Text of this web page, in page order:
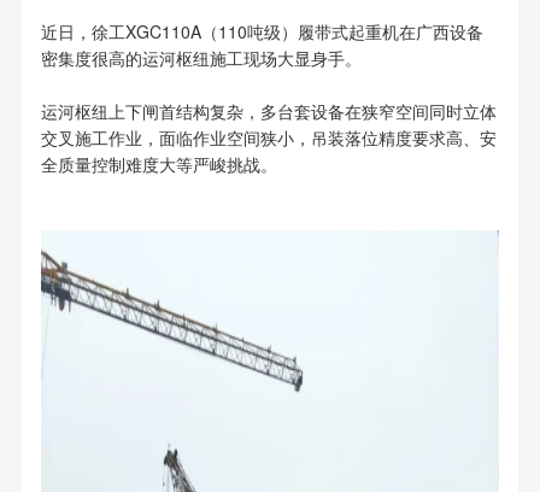
近日，徐工XGC110A（110吨级）履带式起重机在广西设备
密集度很高的运河枢纽施工现场大显身手。
运河枢纽上下闸首结构复杂，多台套设备在狭窄空间同时立体
交叉施工作业，面临作业空间狭小，吊装落位精度要求高、安
全质量控制难度大等严峻挑战。